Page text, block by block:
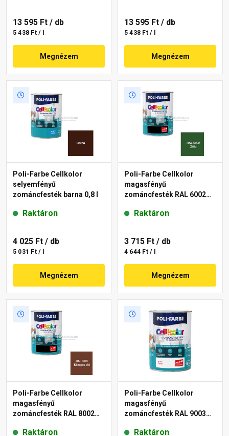
13 595 Ft / db
5 438 Ft / l
Megnézem
13 595 Ft / db
5 438 Ft / l
Megnézem
Poli-Farbe Cellkolor
selyemfényű
zománcfesték barna 0,8 l
Raktáron
4 025 Ft / db
5 031 Ft / l
Megnézem
Poli-Farbe Cellkolor
magasfényű
zománcfesték RAL 6002
Raktáron
3 715 Ft / db
4 644 Ft / l
Megnézem
Poli-Farbe Cellkolor
magasfényű
zománcfesték RAL 8002
Raktáron
Poli-Farbe Cellkolor
magasfényű
zománcfesték RAL 9003
Raktáron